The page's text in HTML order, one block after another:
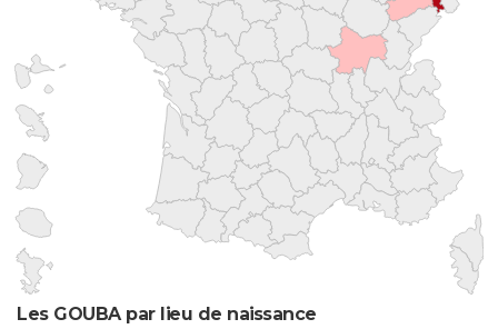
Les GOUBA par lieu de naissance